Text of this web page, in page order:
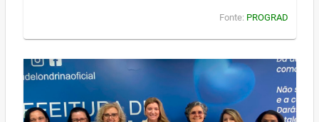
Fonte: PROGRAD